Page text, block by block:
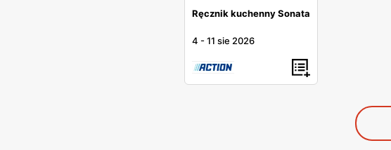
Ręcznik kuchenny Sonata
4 -11 sie 2026